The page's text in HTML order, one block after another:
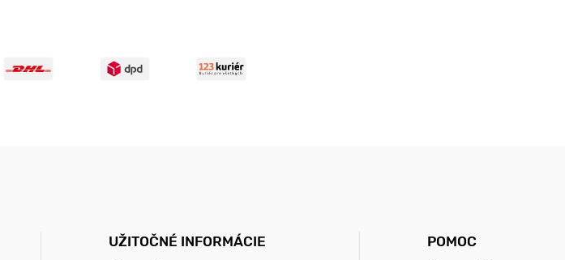
UŽITOČNÉ INFORMÁCIE POMOC